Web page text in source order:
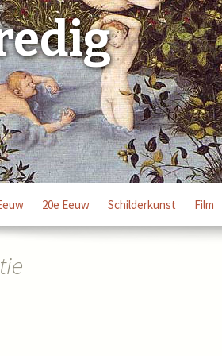
20e Eeuw Schilderkunst Film